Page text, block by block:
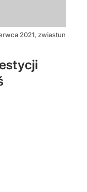
2021, zwiastun